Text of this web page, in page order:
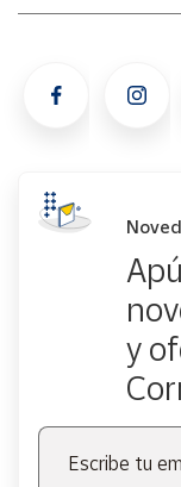
y
Escribe tu